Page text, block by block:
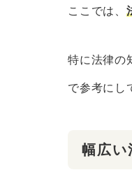
ここでは、
特に法律の
で参考にし
幅広い